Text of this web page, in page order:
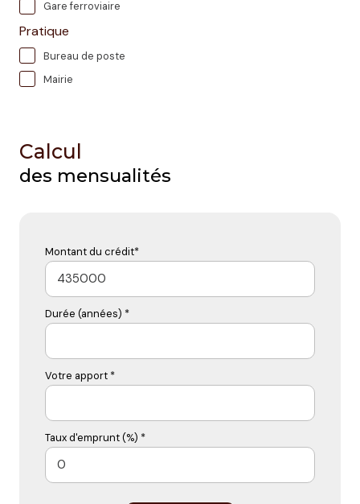
Gare ferroviaire
Pratique
Bureau de poste
Mairie
Calcul
des mensualités
Montant du crédit*
Durée (années) *
Votre apport *
Taux d'emprunt (%) *